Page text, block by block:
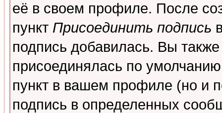
её в своем профиле. После
пункт Присоединить подпись
подпись добавилась. Вы
присоединялась по
пункт в вашем профиле (но и
подпись в определенных